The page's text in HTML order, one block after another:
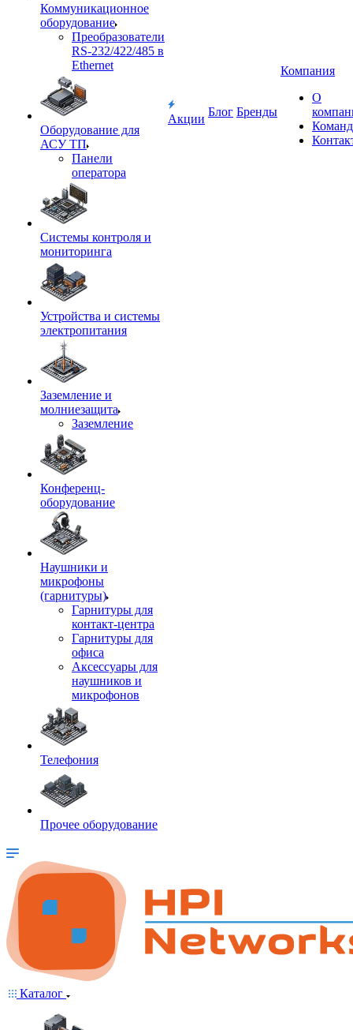
Коммуникационное
оборудование
Преобразователи
RS-232/422/485 в
Ethernet
Оборудование для
АСУ ТП
Панели
оператора
Системы контроля и
мониторинга
Устройства и системы
электропитания
Заземление и
молниезащита
Заземление
Конференц-
оборудование
Наушники и
микрофоны
(гарнитуры)
Гарнитуры для
контакт-центра
Гарнитуры для
офиса
Аксессуары для
наушников и
микрофонов
Телефония
Прочее оборудование
Акции
Блог Бренды
Компания
О
Каталог